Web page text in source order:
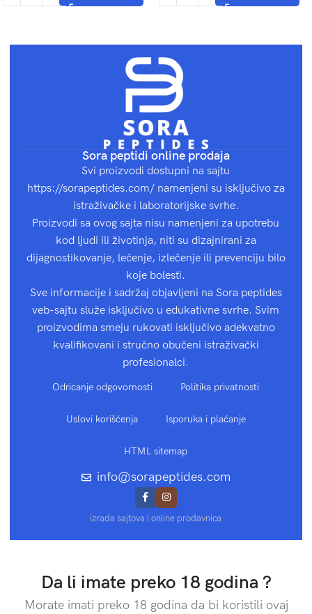
Sora peptidi online prodaja
Svi proizvodi dostupni na sajtu
https://sorapeptides.com/ namenjeni su isključivo za
istraživačke i laboratorijske svrhe.
Proizvodi sa ovog sajta nisu namenjeni za upotrebu
kod ljudi ili životinja, niti su dizajnirani za
dijagnostikovanje, lečenje, izlečenje ili prevenciju bilo
koje bolesti.
Sve informacije i sadržaj objavljeni na Sora peptides
veb-sajtu služe isključivo u edukativne svrhe. Svim
proizvodima smeju rukovati isključivo adekvatno
kvalifikovani i stručno obučeni istraživački
profesionalci.
Odricanje odgovornosti Politika privatnosti
Uslovi korišćenja Isporuka i plaćanje
HTML sitemap
info@sorapeptides.com
izrada sajtova i online prodavnica
Da li imate preko 18 godina ?
Morate imati preko 18 godina da bi koristili ovaj